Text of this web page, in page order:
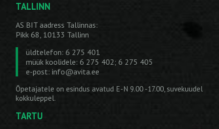
TALLINN
AS BIT aadress Tallinnas:
Pikk 68, 10133 Tallinn
üldtelefon: 6 275 401
müük koolidele: 6 275 402; 6 275 405
e-post: info@avita.ee
Õpetajatele on esindus avatud E-N 9.00 -17.00, suvekuudel
kokkuleppel.
TARTU